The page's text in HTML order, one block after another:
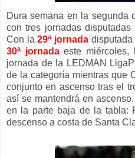
Dura semana en la segunda
con tres jornadas
Con la29ª jornada
30ª jornadaeste miércoles,
jornada de la LEDMAN
de la categoría mientras que
conjunto en ascenso tras el
así se mantendrá en
en la parte baja de la tabla:
descenso a costa de Santa